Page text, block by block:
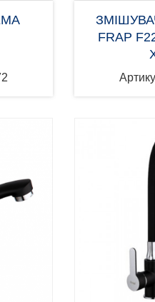
FRAP